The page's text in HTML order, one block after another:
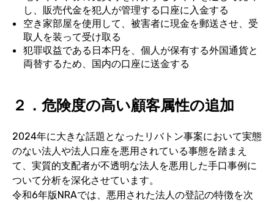
し、販売代金を犯人が管理する口座に入金する
空き家部屋を使用して、被害者に現金を郵送させ、受
取人を装って受け取る
犯罪収益である日本円を、個人が保有する外国通貨と
両替するため、国内の口座に送金する
２．危険度の高い顧客属性の追加
2024年に大きな話題となったリバトン事案において実態
のない法人や法人口座を悪用されている事態を踏まえ
て、実質的支配者が不透明な法人を悪用した手口事例に
ついて分析を深化させています。
令和6年版NRAでは、悪用された法人の登記の特徴を次